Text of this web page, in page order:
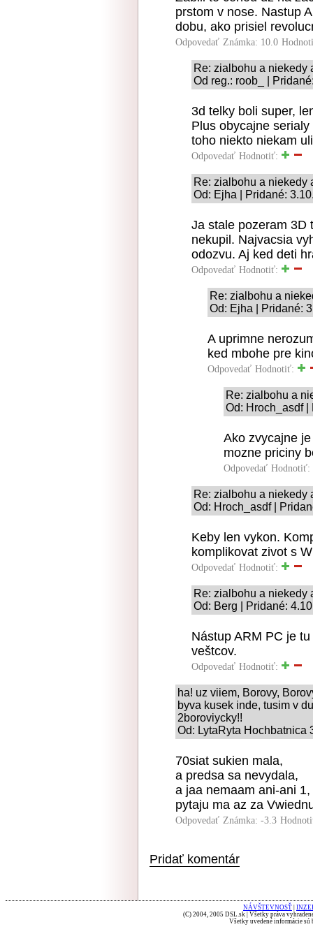
prstom v nose. Nastup
dobu, ako prisiel
Odpovedať Známka: 10.0
Re: zialbohu a niekedy
Od reg.: roob_ |
3d telky boli super,
Plus obycajne
toho niekto niekam
Odpovedať Hodnotiť:
Re: zialbohu a niekedy
Od: Ejha | Pridané:
Ja stale pozeram 3D
nekupil. Najvacsia
odozvu. Aj ked deti
Odpovedať Hodnotiť:
Re: zialbohu a
Od: Ejha | Pridané:
A uprimne
ked mbohe pre
Odpovedať Hodnotiť:
Re: zialbohu a
Od: Hroch_asdf |
Ako zvycajne
mozne priciny
Odpovedať Hodnotiť:
Re: zialbohu a niekedy
Od: Hroch_asdf |
Keby len vykon.
komplikovat zivot s
Odpovedať Hodnotiť:
Re: zialbohu a niekedy
Od: Berg | Pridané:
Nástup ARM PC je
veštcov.
Odpovedať Hodnotiť:
ha! uz viiem, Borovy,
byva kusek inde, tusim v
2boroviycky!!
Od: LytaRyta Hochbatnica
70siat sukien mala,
a predsa sa nevydala,
a jaa nemaam ani-ani 1,
pytaju ma az za
Odpovedať Známka: -3.3
Pridať komentár
NÁVŠTEVNOSŤ
(C) 2004, 2005 DSL.sk | Všetky práva
Všetky uvedené informácie sú